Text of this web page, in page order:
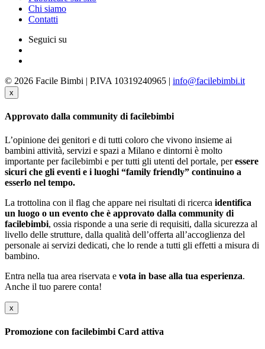
Chi siamo
Contatti
Seguici su
© 2026 Facile Bimbi | P.IVA 10319240965 | info@facilebimbi.it
x
Approvato dalla community di facilebimbi
L’opinione dei genitori e di tutti coloro che vivono insieme ai
bambini attività, servizi e spazi a Milano e dintorni è molto
importante per facilebimbi e per tutti gli utenti del portale, peressere
sicuri che gli eventi e i luoghi “family friendly” continuino a
esserlo nel tempo.
La trottolina con il flag che appare nei risultati di ricerca identifica
un luogo o un evento che è approvato dalla community di
facilebimbi, ossia risponde a una serie di requisiti, dalla sicurezza al
livello delle strutture, dalla qualità dell’offerta all’accoglienza del
personale ai servizi dedicati, che lo rende a tutti gli effetti a misura di
bambino.
Entra nella tua area riservata e vota in base alla tua esperienza.
Anche il tuo parere conta!
x
Promozione con facilebimbi Card attiva